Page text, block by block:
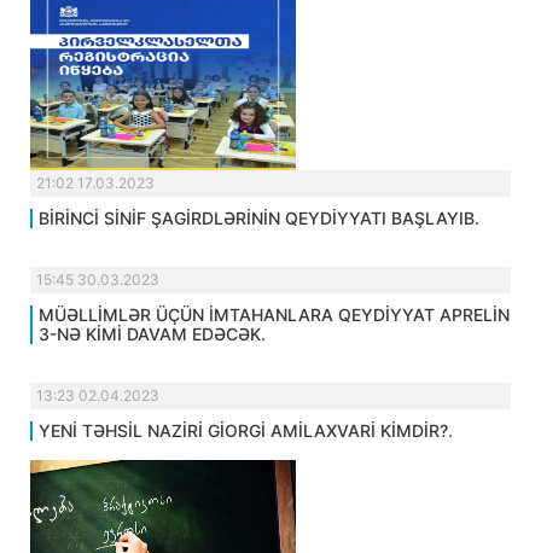
21:02 17.03.2023
BİRİNCİ SİNİF ŞAGİRDLƏRİNİN QEYDİYYATI BAŞLAYIB.
15:45 30.03.2023
MÜƏLLİMLƏR ÜÇÜN İMTAHANLARA QEYDİYYAT APRELİN
3-NƏ KİMİ DAVAM EDƏCƏK.
13:23 02.04.2023
YENİ TƏHSİL NAZİRİ GİORGİ AMİLAXVARİ KİMDİR?.